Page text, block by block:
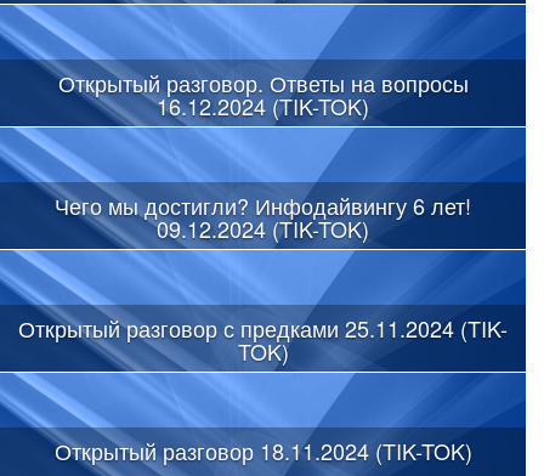
Открытый разговор. Ответы на вопросы
16.12.2024 (TIK-TOK)
Чего мы достигли? Инфодайвингу 6 лет!
09.12.2024 (TIK-TOK)
Открытый разговор с предками 25.11.2024 (TIK-
TOK)
Открытый разговор 18.11.2024 (TIK-TOK)